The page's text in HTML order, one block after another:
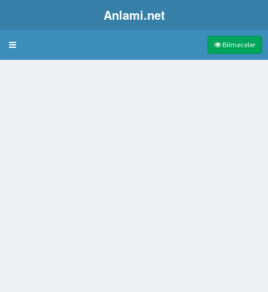
Anlami.net
Bulmaca Bilmeceler